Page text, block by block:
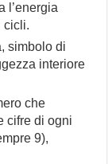
l’energia
cicli.
simbolo di
interiore
che
cifre di ogni
9),